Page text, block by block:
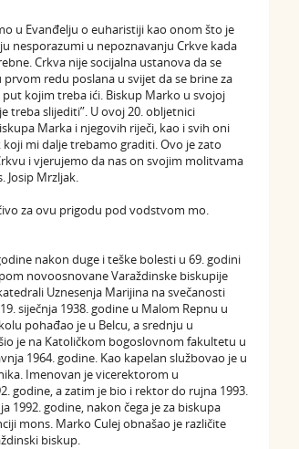
u Evanđelju o euharistiji kao onom što je
nesporazumi u nepoznavanju Crkve kada
Crkva nije socijalna ustanova da se
redu poslana u svijet da se brine za
put kojim treba ići. Biskup Marko u svojoj
treba slijediti”. U ovoj 20. obljetnici
Marka i njegovih riječi, kao i svih oni
mi dalje trebamo graditi. Ovo je zato
i vjerujemo da nas on svojim molitvama
Josip Mrzljak.
za ovu prigodu pod vodstvom mo.
nakon duge i teške bolesti u 69. godini
novoosnovane Varaždinske biskupije
Uznesenja Marijina na svečanosti
siječnja 1938. godine u Malom Repnu u
pohađao je u Belcu, a srednju u
je na Katoličkom bogoslovnom fakultetu u
1964. godine. Kao kapelan službovao je u
Imenovan je vicerektorom u
godine, a zatim je bio i rektor do rujna 1993.
1992. godine, nakon čega je za biskupa
mons. Marko Culej obnašao je različite
biskup.